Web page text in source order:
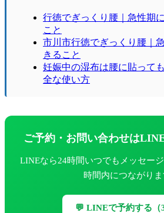
行徳でぎっくり腰｜急性期
こと
市川市行徳でぎっくり腰｜
きること
妊娠中の湿布は腰に貼って
全な使い方
ご予約・お問い合わせは
LINEなら24時間いつでもメッセー
時間内につながりま
💬 LINEで予約する（